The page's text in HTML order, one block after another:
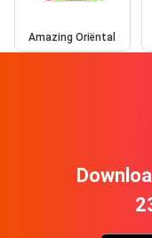
Amazing Oriëntal